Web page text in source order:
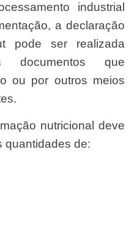
industrial
a declaração
pode ser realizada
documentos que
ou por outros meios
quantidades de: